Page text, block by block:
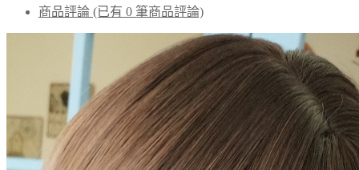
商品評論 (已有 0 筆商品評論)